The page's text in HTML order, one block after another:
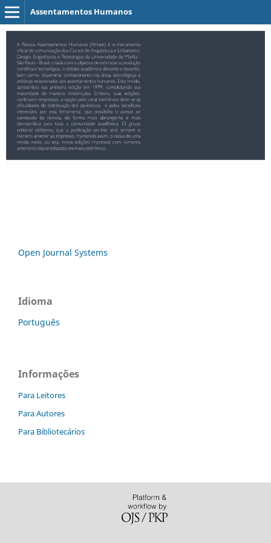
Assentamentos Humanos
Open Journal Systems
Idioma
Português
Informações
Para Leitores
Para Autores
Para Bibliotecários